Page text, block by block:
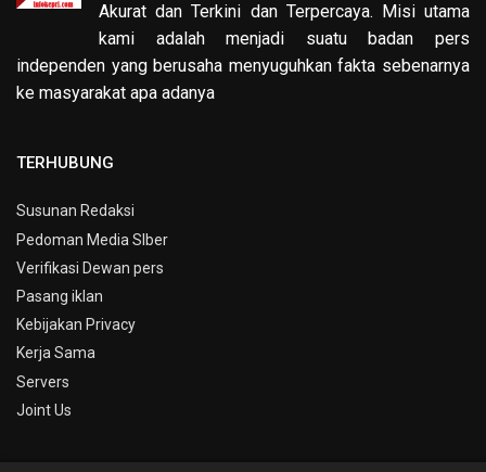
Akurat dan Terkini dan Terpercaya. Misi utama
kami adalah menjadi suatu badan pers
independen yang berusaha menyuguhkan fakta sebenarnya
ke masyarakat apa adanya
TERHUBUNG
Susunan Redaksi
Pedoman Media SIber
Verifikasi Dewan pers
Pasang iklan
Kebijakan Privacy
Kerja Sama
Servers
Joint Us